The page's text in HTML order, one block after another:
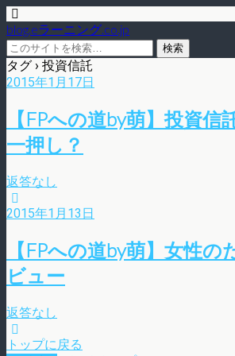
blog.eラーニング.co.jp
タグ › 投資信託
2015年1月17日
【FPへの道by萌】投資信
一押し？
返答なし
2015年1月13日
【FPへの道by萌】女性の
ビュー
返答なし
トップに戻る